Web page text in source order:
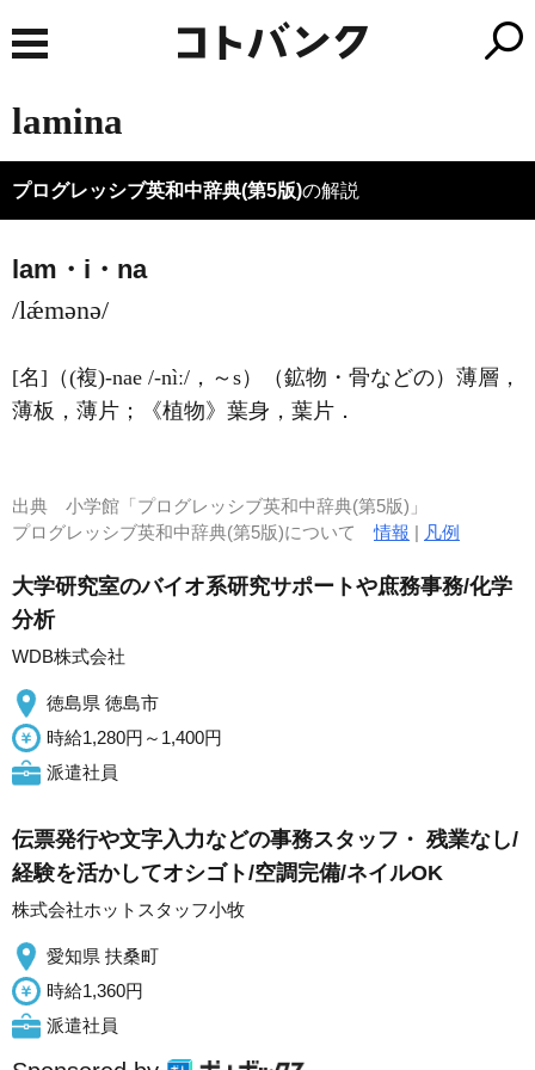
lamina
プログレッシブ英和中辞典(第5版)の解説
lam・i・na
/lǽmənə/
[名] （(複)-nae /-nìː/ ，～s）
（鉱物・骨などの）薄層，
薄板，薄片；
《植物》 葉身，葉片 ．
出典 小学館「プログレッシブ英和中辞典(第5版)」
プログレッシブ英和中辞典(第5版)について情報 | 凡例
大学研究室のバイオ系研究サポートや庶務事務/化学
分析
WDB株式会社
徳島県 徳島市
時給1,280円～1,400円
派遣社員
伝票発行や文字入力などの事務スタッフ・ 残業なし/
経験を活かしてオシゴト/空調完備/ネイルOK
株式会社ホットスタッフ小牧
愛知県 扶桑町
時給1,360円
派遣社員